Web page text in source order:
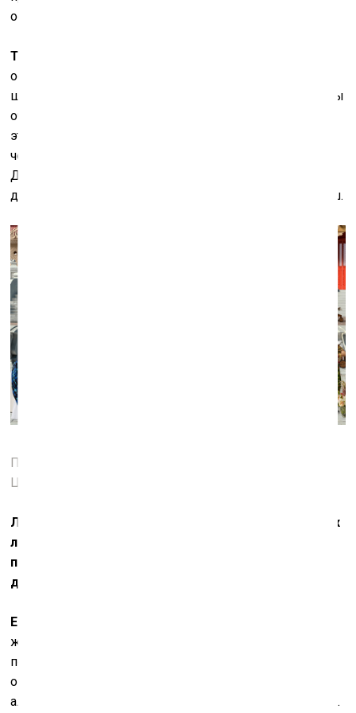
останемся самими собой.
Т.А.:
основанного на известной практически любому
школьнику истории из дохристианских времён. Нам бы
очень хотелось поместить каждого зрителя внутрь
этой истории, сделать его участником и пропустить
через его глаза этот мир – если будет получаться.
Довольно сложная и хитрая задача, которая
действительно очень интересна, и сам материал хорош.
Пир Трималхиона. Прибытие Золотой ладьи. 2010.
Цифровой коллаж, печать
Любой ваш проект создаётся в течение нескольких
лет. Что меняется от начала к концу работы, от
первоначальной идеи до момента, когда ходы уже
диктует техника?
Е.С.:
жёстких стори-бордов, а идём скорее от муд-борда,
помогающего держаться в ассоциативном поле
определённых смыслов и только «подтягивать»
аллюзии и образы, возникшие в процессе подготовки.